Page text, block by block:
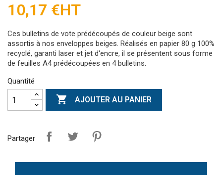
10,17 €HT
Ces bulletins de vote prédécoupés de couleur beige sont
assortis à nos enveloppes beiges. Réalisés en papier 80 g 100%
recyclé, garanti laser et jet d'encre, il se présentent sous forme
de feuilles A4 prédécoupées en 4 bulletins.
Quantité
 AJOUTER AU PANIER
Partager